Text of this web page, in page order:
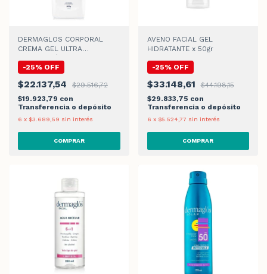
DERMAGLOS CORPORAL
CREMA GEL ULTRA
-25% OFF
$22.137,54
$29.516,72
$19.923,79 con
Transferencia o depósito
6 x $3.689,59 sin interés
AVENO FACIAL GEL
HIDRATANTE x 50gr
-25% OFF
$33.148,61
$44.198,15
$29.833,75 con
Transferencia o depósito
6 x $5.524,77 sin interés